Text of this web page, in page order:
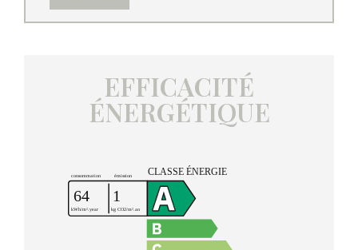
EFFICACITÉ
ÉNERGÉTIQUE